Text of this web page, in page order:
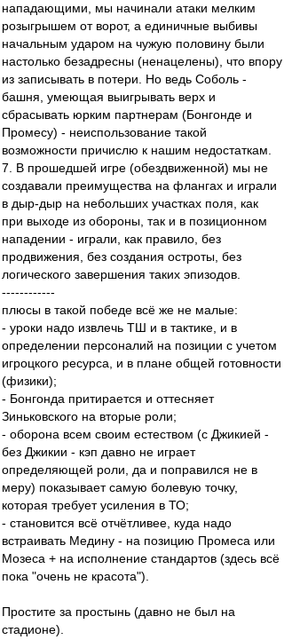
нападающими, мы начинали атаки мелким
розыгрышем от ворот, а единичные выбивы
начальным ударом на чужую половину были
настолько безадресны (ненацелены), что впору
из записывать в потери. Но ведь Соболь -
башня, умеющая выигрывать верх и
сбрасывать юрким партнерам (Бонгонде и
Промесу) - неиспользование такой
возможности причислю к нашим недостаткам.
7. В прошедшей игре (обездвиженной) мы не
создавали преимущества на флангах и играли
в дыр-дыр на небольших участках поля, как
при выходе из обороны, так и в позиционном
нападении - играли, как правило, без
продвижения, без создания остроты, без
логического завершения таких эпизодов.
------------
плюсы в такой победе всё же не малые:
- уроки надо извлечь ТШ и в тактике, и в
определении персоналий на позиции с учетом
игроцкого ресурса, и в плане общей готовности
(физики);
- Бонгонда притирается и оттесняет
Зиньковского на вторые роли;
- оборона всем своим естеством (с Джикией -
без Джикии - кэп давно не играет
определяющей роли, да и поправился не в
меру) показывает самую болевую точку,
которая требует усиления в ТО;
- становится всё отчётливее, куда надо
встраивать Медину - на позицию Промеса или
Мозеса + на исполнение стандартов (здесь всё
пока "очень не красота").
Простите за простынь (давно не был на
стадионе).